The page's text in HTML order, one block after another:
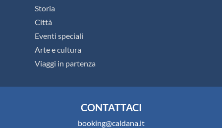
Storia
Città
Eventi speciali
Arte e cultura
Viaggi in partenza
CONTATTACI
booking@caldana.it